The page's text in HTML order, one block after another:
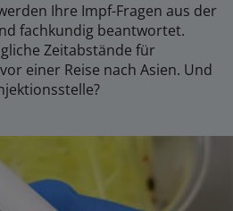
Ihre Impf-Fragen aus der
fachkundig beantwortet.
Zeitabstände für
einer Reise nach Asien. Und